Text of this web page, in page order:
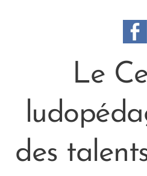
Le
des